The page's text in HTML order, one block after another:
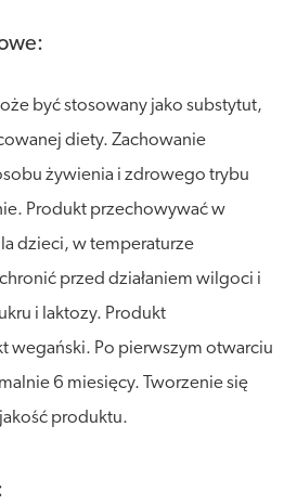
być stosowany jako substytut,
diety. Zachowanie
żywienia i zdrowego trybu
Produkt przechowywać w
dzieci, w temperaturze
przed działaniem wilgoci i
i laktozy. Produkt
wegański. Po pierwszym otwarciu
6 miesięcy. Tworzenie się
produktu.